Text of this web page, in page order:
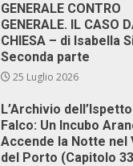
GENERALE CONTRO
GENERALE. IL CASO
CHIESA – di Isabella
Seconda parte
25 Luglio 2026
L’Archivio
Falco: Un Incubo
Accende la Notte nel
del Porto (Capitolo